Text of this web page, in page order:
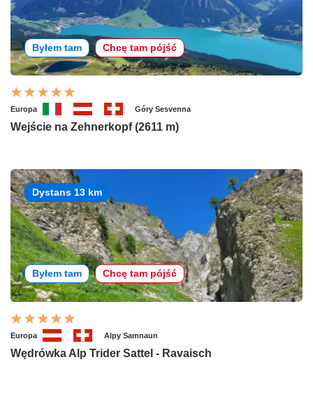
Byłem tam Chcę tam pójść
Europa Góry Sesvenna
Wejście na Zehnerkopf (2611 m)
Dystans 13 km
Byłem tam Chcę tam pójść
Europa Alpy Samnaun
Wędrówka Alp Trider Sattel - Ravaisch